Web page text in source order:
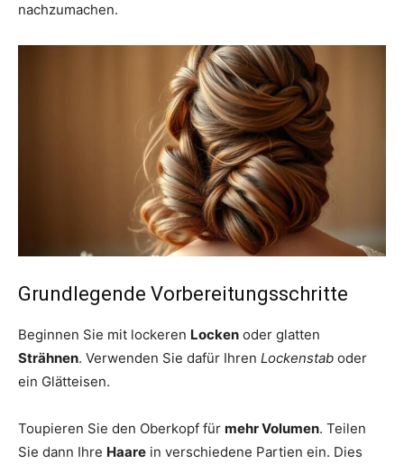
nachzumachen.
Grundlegende Vorbereitungsschritte
Beginnen Sie mit lockeren Locken oder glatten
Strähnen. Verwenden Sie dafür Ihren Lockenstab oder
ein Glätteisen.
Toupieren Sie den Oberkopf für mehr Volumen. Teilen
Sie dann Ihre Haare in verschiedene Partien ein. Dies